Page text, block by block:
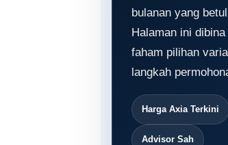
bulanan yang
Halaman ini
faham pilihan
langkah
Harga Axia Terkini
Advisor Sah